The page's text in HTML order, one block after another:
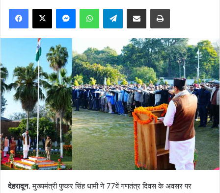
Facebook
X MessengerWhatsAppTelegramShare via Email Print
देहरादून.मुख्यमंत्री पुष्कर सिंह धामी ने 77वें गणतंत्र दिवस के अवसर पर